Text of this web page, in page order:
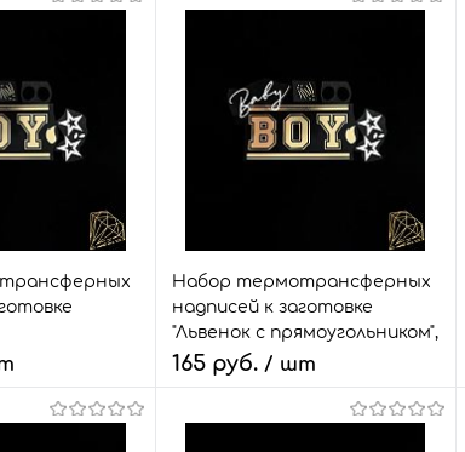
Сравнить
В корзину
Быстрый заказ
Сравнить
Набор термотрансферных
надписей к заготовке
"Львенок с прямоугольником",
mini
165 руб. / шт